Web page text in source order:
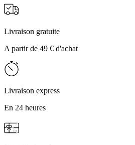
Livraison gratuite
A partir de 49 € d'achat
Livraison express
En 24 heures